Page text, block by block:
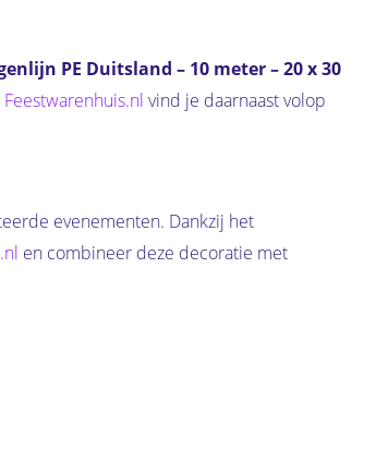
PE Duitsland – 10 meter – 20 x 30
Feestwarenhuis.nl vind je daarnaast volop
evenementen. Dankzij het
en combineer deze decoratie met